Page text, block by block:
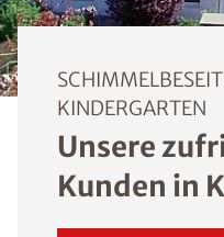
KINDERGARTEN
Unsere
Kunden in